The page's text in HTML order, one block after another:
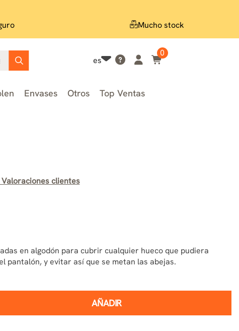
Mucho stock
es
0
Envases Otros Top Ventas
clientes
en algodón para cubrir cualquier hueco que pudiera
pantalón, y evitar así que se metan las abejas.
AÑADIR